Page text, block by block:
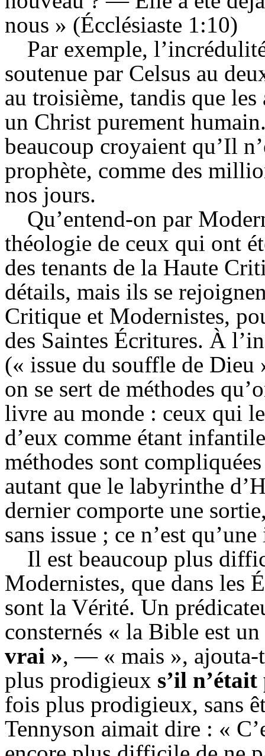
nous » (Écclésiaste 1:10)
Par exemple,
soutenue par Celsus au
au troisième, tandis que
un Christ purement
beaucoup croyaient qu’Il
prophète, comme des
nos jours.
Qu’entend-on par
théologie de ceux qui ont
des tenants de la Haute
détails, mais ils se
Critique et Modernistes,
des Saintes Écritures. À
(« issue du souffle de Dieu
on se sert de méthodes
livre au monde : ceux qui
d’eux comme étant
méthodes sont
autant que le labyrinthe
dernier comporte une
sans issue ; ce n’est
Il est beaucoup plus
Modernistes, que dans les
sont la Vérité. Un
consternés « la Bible est
vrai », — « mais »,
plus prodigieux s’il
fois plus prodigieux, sans
Tennyson aimait dire : «